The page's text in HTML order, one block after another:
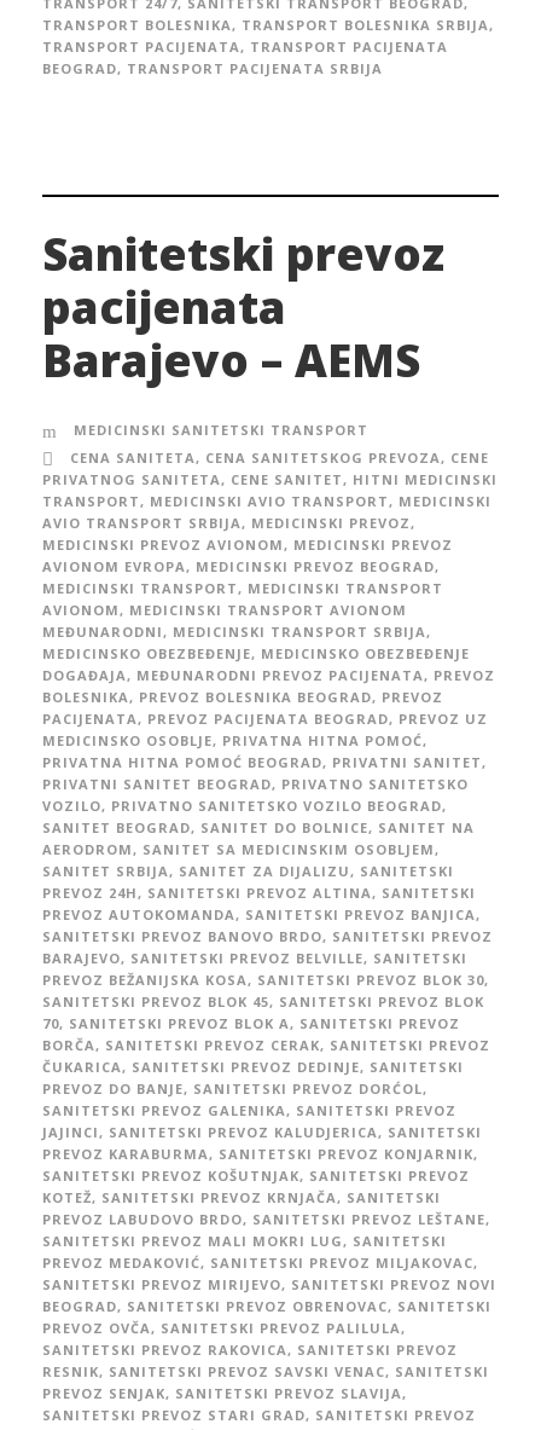
TRANSPORT BOLESNIKA, TRANSPORT BOLESNIKA SRBIJA,
TRANSPORT PACIJENATA, TRANSPORT PACIJENATA
BEOGRAD, TRANSPORT PACIJENATA SRBIJA
Sanitetski prevoz
pacijenata
Barajevo – AEMS
MEDICINSKI SANITETSKI TRANSPORT
CENA SANITETA, CENA SANITETSKOG PREVOZA, CENE
PRIVATNOG SANITETA, CENE SANITET, HITNI MEDICINSKI
TRANSPORT, MEDICINSKI AVIO TRANSPORT, MEDICINSKI
AVIO TRANSPORT SRBIJA, MEDICINSKI PREVOZ,
MEDICINSKI PREVOZ AVIONOM, MEDICINSKI PREVOZ
AVIONOM EVROPA, MEDICINSKI PREVOZ BEOGRAD,
MEDICINSKI TRANSPORT, MEDICINSKI TRANSPORT
AVIONOM, MEDICINSKI TRANSPORT AVIONOM
MEĐUNARODNI, MEDICINSKI TRANSPORT SRBIJA,
MEDICINSKO OBEZBEĐENJE, MEDICINSKO OBEZBEĐENJE
DOGAĐAJA, MEĐUNARODNI PREVOZ PACIJENATA, PREVOZ
BOLESNIKA, PREVOZ BOLESNIKA BEOGRAD, PREVOZ
PACIJENATA, PREVOZ PACIJENATA BEOGRAD, PREVOZ UZ
MEDICINSKO OSOBLJE, PRIVATNA HITNA POMOĆ,
PRIVATNA HITNA POMOĆ BEOGRAD, PRIVATNI SANITET,
PRIVATNI SANITET BEOGRAD, PRIVATNO SANITETSKO
VOZILO, PRIVATNO SANITETSKO VOZILO BEOGRAD,
SANITET BEOGRAD, SANITET DO BOLNICE, SANITET NA
AERODROM, SANITET SA MEDICINSKIM OSOBLJEM,
SANITET SRBIJA, SANITET ZA DIJALIZU, SANITETSKI
PREVOZ 24H, SANITETSKI PREVOZ ALTINA, SANITETSKI
PREVOZ AUTOKOMANDA, SANITETSKI PREVOZ BANJICA,
SANITETSKI PREVOZ BANOVO BRDO, SANITETSKI PREVOZ
BARAJEVO, SANITETSKI PREVOZ BELVILLE, SANITETSKI
PREVOZ BEŽANIJSKA KOSA, SANITETSKI PREVOZ BLOK 30,
SANITETSKI PREVOZ BLOK 45, SANITETSKI PREVOZ BLOK
70, SANITETSKI PREVOZ BLOK A, SANITETSKI PREVOZ
BORČA, SANITETSKI PREVOZ CERAK, SANITETSKI PREVOZ
ČUKARICA, SANITETSKI PREVOZ DEDINJE, SANITETSKI
PREVOZ DO BANJE, SANITETSKI PREVOZ DORĆOL,
SANITETSKI PREVOZ GALENIKA, SANITETSKI PREVOZ
JAJINCI, SANITETSKI PREVOZ KALUDJERICA, SANITETSKI
PREVOZ KARABURMA, SANITETSKI PREVOZ KONJARNIK,
SANITETSKI PREVOZ KOŠUTNJAK, SANITETSKI PREVOZ
KOTEŽ, SANITETSKI PREVOZ KRNJAČA, SANITETSKI
PREVOZ LABUDOVO BRDO, SANITETSKI PREVOZ LEŠTANE,
SANITETSKI PREVOZ MALI MOKRI LUG, SANITETSKI
PREVOZ MEDAKOVIĆ, SANITETSKI PREVOZ MILJAKOVAC,
SANITETSKI PREVOZ MIRIJEVO, SANITETSKI PREVOZ NOVI
BEOGRAD, SANITETSKI PREVOZ OBRENOVAC, SANITETSKI
PREVOZ OVČA, SANITETSKI PREVOZ PALILULA,
SANITETSKI PREVOZ RAKOVICA, SANITETSKI PREVOZ
RESNIK, SANITETSKI PREVOZ SAVSKI VENAC, SANITETSKI
PREVOZ SENJAK, SANITETSKI PREVOZ SLAVIJA,
SANITETSKI PREVOZ STARI GRAD, SANITETSKI PREVOZ